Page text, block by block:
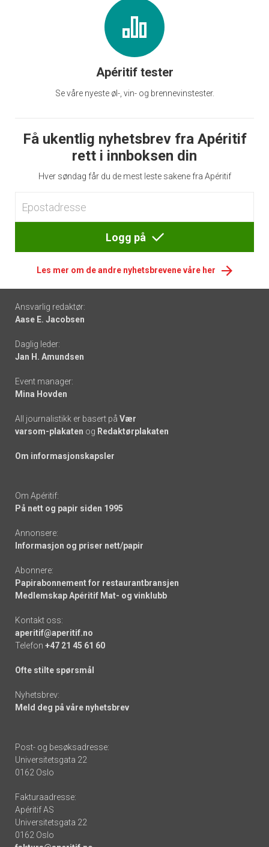
Apéritif tester
Se våre nyeste øl-, vin- og brennevinstester.
Få ukentlig nyhetsbrev fra Apéritif
rett i innboksen din
Hver søndag får du de mest leste sakene fra Apéritif
Logg på
Les mer om de andre nyhetsbrevene våre her
Footer
-
links
Ansvarlig redaktør:
Aase E. Jacobsen
Daglig leder:
Jan H. Amundsen
Event manager:
Mina Hovden
All journalistikk er basert på Vær
varsom-plakaten og Redaktørplakaten
Om informasjonskapsler
Om Apéritif:
På nett og papir siden 1995
Annonsere:
Informasjon og priser nett/papir
Abonnere:
Papirabonnement for restaurantbransjen
Medlemskap Apéritif Mat- og vinklubb
Kontakt oss:
aperitif@aperitif.no
Telefon +47 21 45 61 60
Ofte stilte spørsmål
Nyhetsbrev:
Meld deg på våre nyhetsbrev
Post- og besøksadresse:
Universitetsgata 22
0162 Oslo
Fakturaadresse:
Apéritif AS
Universitetsgata 22
0162 Oslo